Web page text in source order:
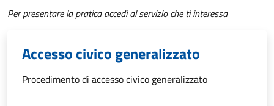
Per presentare la pratica accedi al servizio che ti interessa
Accesso civico generalizzato
Procedimento di accesso civico generalizzato